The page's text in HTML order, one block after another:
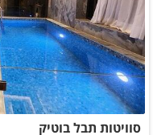
סוויטות תבל בוטיק